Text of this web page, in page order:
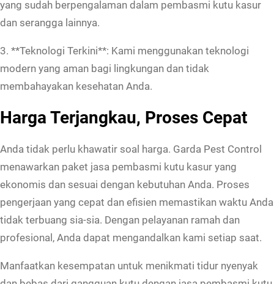
e
d
a
s
N
e
g
a
yang sudah berpengalaman dalam pembasmi kutu kasur
dan serangga lainnya.
3. **Teknologi Terkini**: Kami menggunakan teknologi
modern yang aman bagi lingkungan dan tidak
membahayakan kesehatan Anda.
Harga Terjangkau, Proses Cepat
Anda tidak perlu khawatir soal harga. Garda Pest Control
menawarkan paket jasa pembasmi kutu kasur yang
ekonomis dan sesuai dengan kebutuhan Anda. Proses
pengerjaan yang cepat dan efisien memastikan waktu Anda
tidak terbuang sia-sia. Dengan pelayanan ramah dan
profesional, Anda dapat mengandalkan kami setiap saat.
Manfaatkan kesempatan untuk menikmati tidur nyenyak